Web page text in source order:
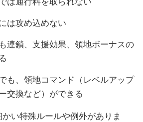
は攻め込めない
連鎖、支援効果、領地ボーナスの
も、領地コマンド（レベルアップ
交換など）ができる
かい特殊ルールや例外がありま